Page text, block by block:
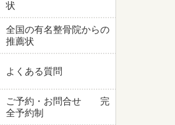
状
全国の有名整骨院からの
推薦状
よくある質問
ご予約・お問合せ 完
全予約制